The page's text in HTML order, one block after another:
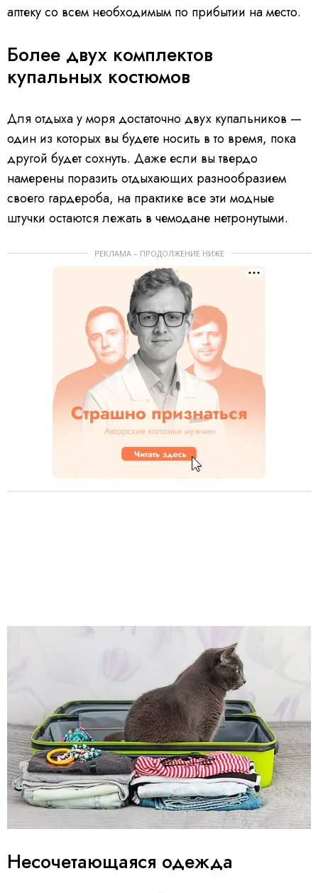
аптеку со всем необходимым по прибытии на место.
Более двух комплектов
купальных костюмов
Для отдыха у моря достаточно двух купальников —
один из которых вы будете носить в то время, пока
другой будет сохнуть. Даже если вы твердо
намерены поразить отдыхающих разнообразием
своего гардероба, на практике все эти модные
штучки остаются лежать в чемодане нетронутыми.
РЕКЛАМА – ПРОДОЛЖЕНИЕ НИЖЕ
Несочетающаяся одежда